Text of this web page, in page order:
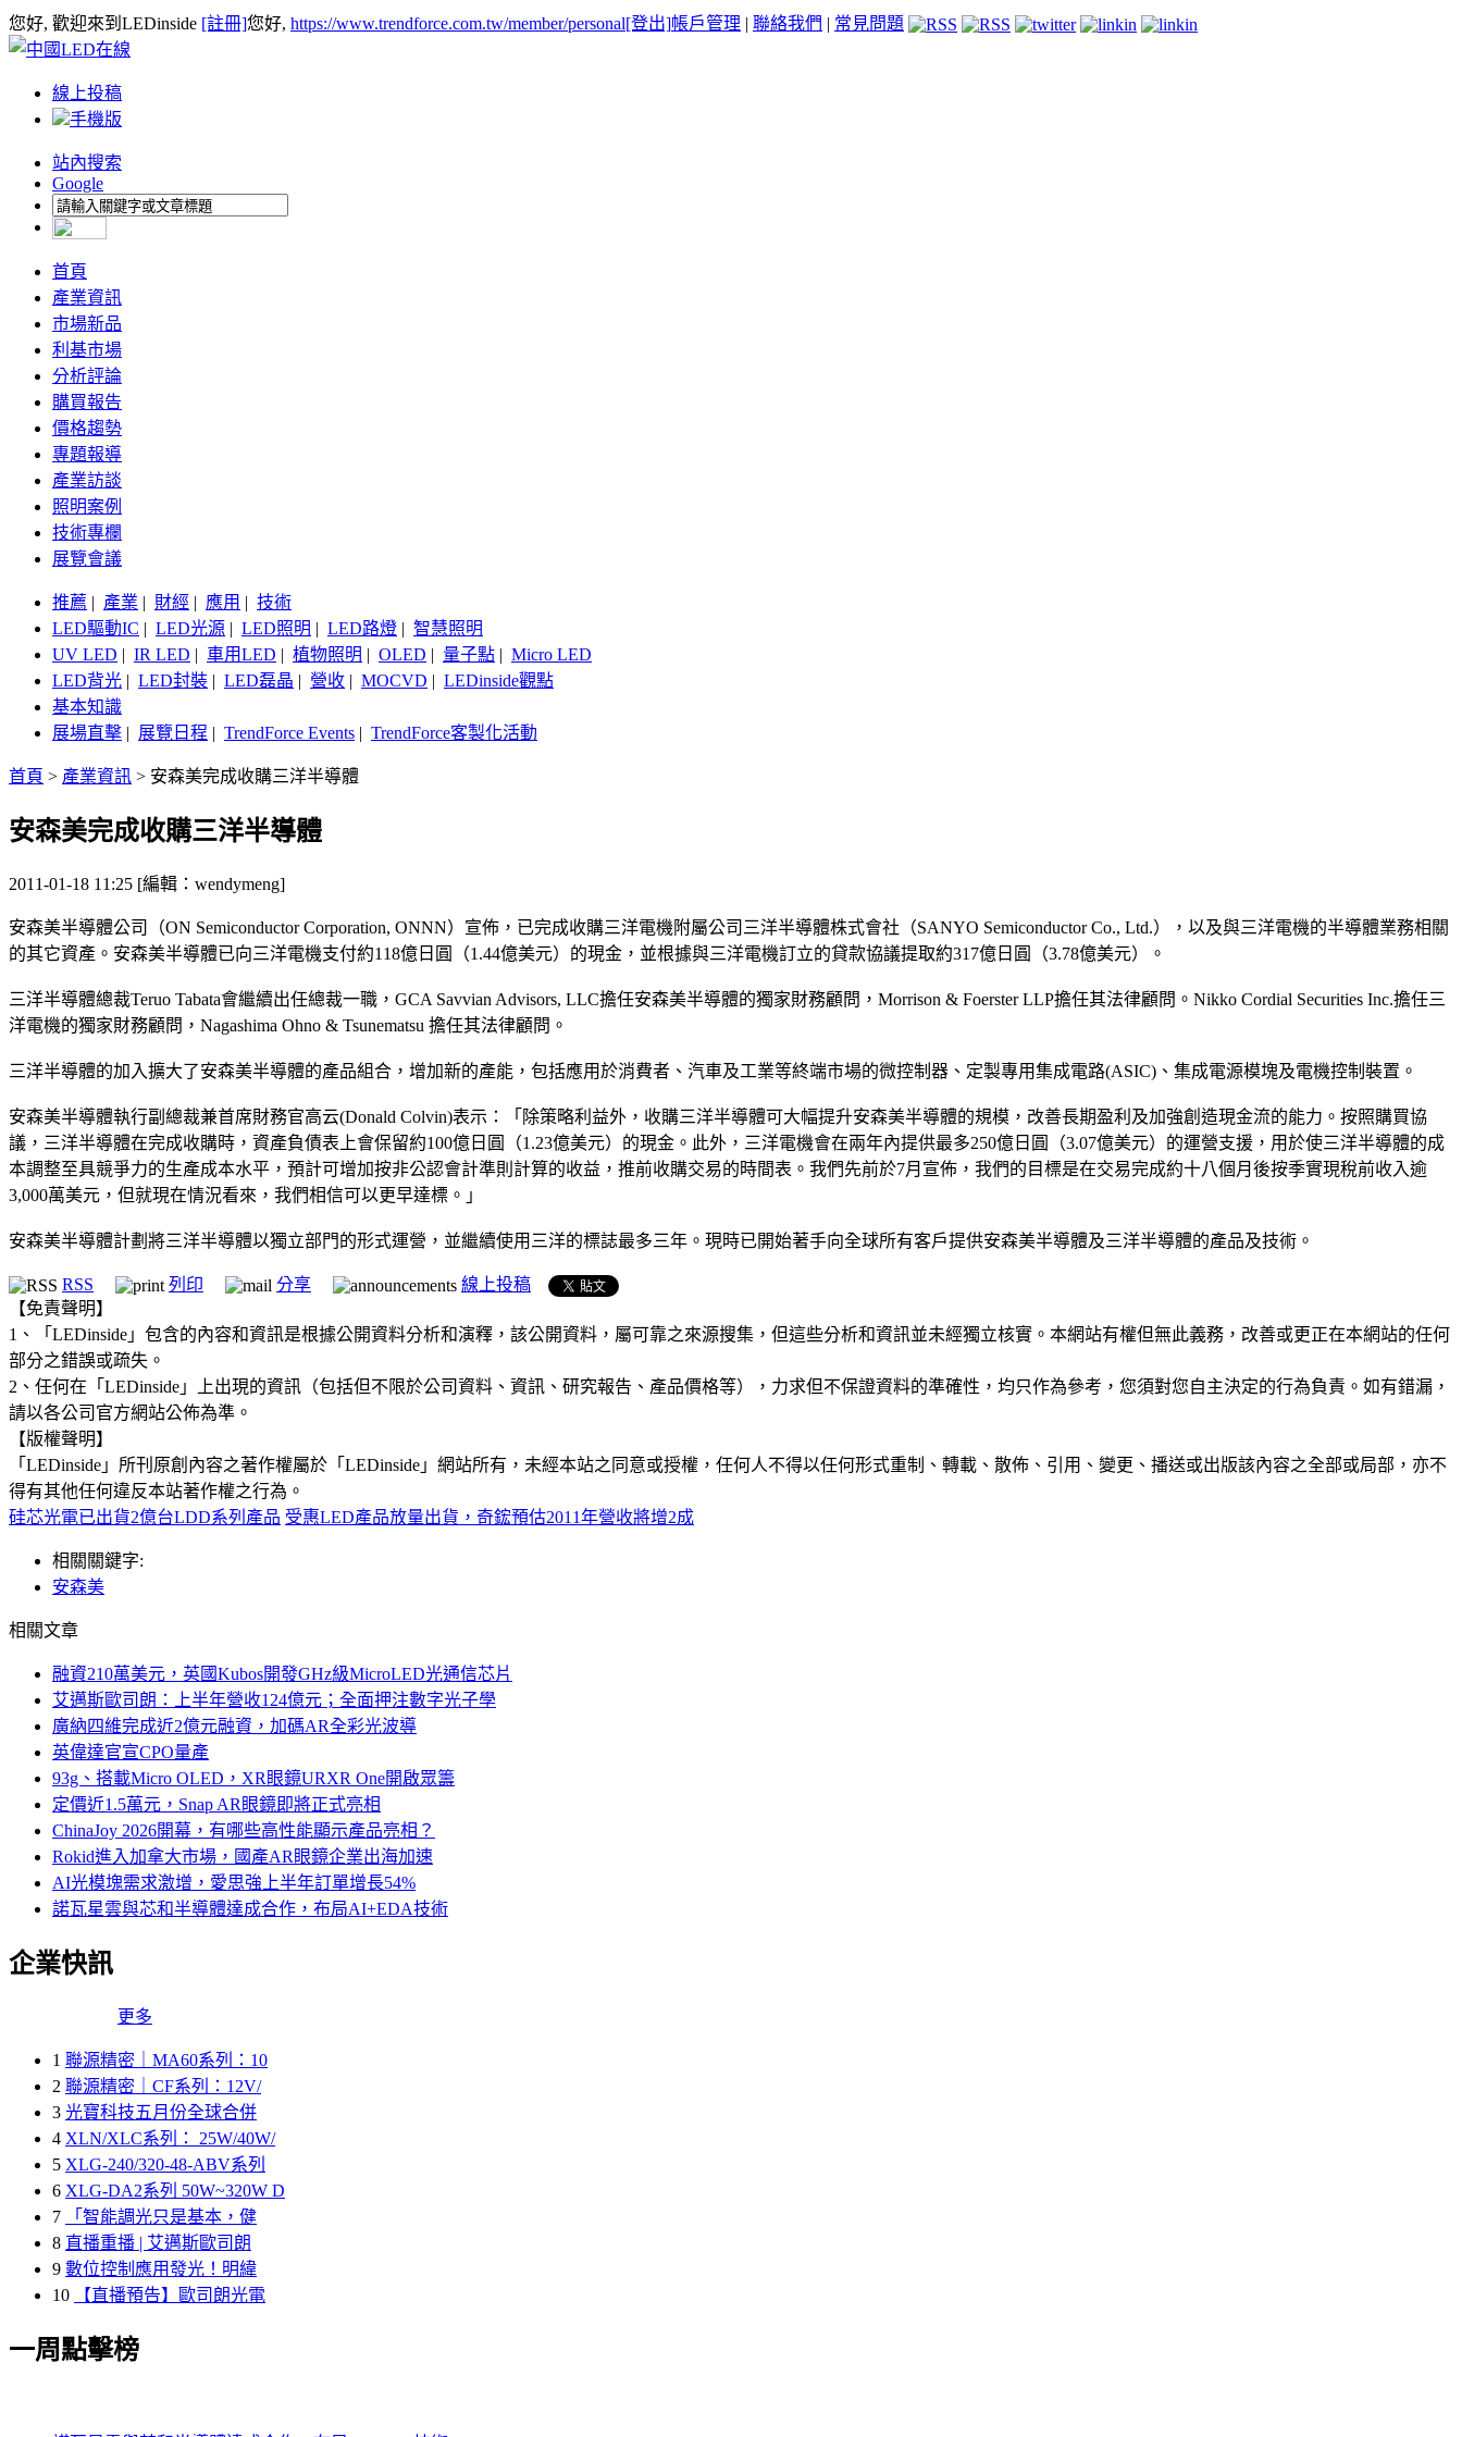
您好, 歡迎來到LEDinside [註冊]您好, https://www.trendforce.com.tw/member/personal[登出]帳戶管理 | 聯絡我們 | 常見問題
線上投稿
手機版
站內搜索
Google
首頁
產業資訊
市場新品
利基市場
分析評論
購買報告
價格趨勢
專題報導
產業訪談
照明案例
技術專欄
展覽會議
推薦 | 產業 | 財經 | 應用 | 技術
LED驅動IC | LED光源 | LED照明 | LED路燈 | 智慧照明
UV LED | IR LED | 車用LED | 植物照明 | OLED | 量子點 | Micro LED
LED背光 | LED封裝 | LED磊晶 | 營收 | MOCVD | LEDinside觀點
基本知識
展場直擊 | 展覽日程 | TrendForce Events | TrendForce客製化活動
首頁 > 產業資訊 > 安森美完成收購三洋半導體
安森美完成收購三洋半導體
2011-01-18 11:25 [編輯：wendymeng]
安森美半導體公司（ON Semiconductor Corporation, ONNN）宣佈，已完成收購三洋電機附屬公司三洋半導體株式會社（SANYO Semiconductor Co., Ltd.），以及與三洋電機的半導體業務相關
的其它資產。安森美半導體已向三洋電機支付約118億日圓（1.44億美元）的現金，並根據與三洋電機訂立的貸款協議提取約317億日圓（3.78億美元）。
三洋半導體總裁Teruo Tabata會繼續出任總裁一職，GCA Savvian Advisors, LLC擔任安森美半導體的獨家財務顧問，Morrison & Foerster LLP擔任其法律顧問。Nikko Cordial Securities Inc.擔任三
洋電機的獨家財務顧問，Nagashima Ohno & Tsunematsu 擔任其法律顧問。
三洋半導體的加入擴大了安森美半導體的產品組合，增加新的產能，包括應用於消費者、汽車及工業等終端市場的微控制器、定製專用集成電路(ASIC)、集成電源模塊及電機控制裝置。
安森美半導體執行副總裁兼首席財務官高云(Donald Colvin)表示：「除策略利益外，收購三洋半導體可大幅提升安森美半導體的規模，改善長期盈利及加強創造現金流的能力。按照購買協
議，三洋半導體在完成收購時，資產負債表上會保留約100億日圓（1.23億美元）的現金。此外，三洋電機會在兩年內提供最多250億日圓（3.07億美元）的運營支援，用於使三洋半導體的成
本調整至具競爭力的生產成本水平，預計可增加按非公認會計準則計算的收益，推前收購交易的時間表。我們先前於7月宣佈，我們的目標是在交易完成約十八個月後按季實現稅前收入逾
3,000萬美元，但就現在情況看來，我們相信可以更早達標。」
安森美半導體計劃將三洋半導體以獨立部門的形式運營，並繼續使用三洋的標誌最多三年。現時已開始著手向全球所有客戶提供安森美半導體及三洋半導體的產品及技術。
RSS 列印 分享
線上投稿
【免責聲明】
1、「LEDinside」包含的內容和資訊是根據公開資料分析和演釋，該公開資料，屬可靠之來源搜集，但這些分析和資訊並未經獨立核實。本網站有權但無此義務，改善或更正在本網站的任何
部分之錯誤或疏失。
2、任何在「LEDinside」上出現的資訊（包括但不限於公司資料、資訊、研究報告、產品價格等），力求但不保證資料的準確性，均只作為參考，您須對您自主決定的行為負責。如有錯漏，
請以各公司官方網站公佈為準。
【版權聲明】
「LEDinside」所刊原創內容之著作權屬於「LEDinside」網站所有，未經本站之同意或授權，任何人不得以任何形式重制、轉載、散佈、引用、變更、播送或出版該內容之全部或局部，亦不
得有其他任何違反本站著作權之行為。
硅芯光電已出貨2億台LDD系列產品 受惠LED產品放量出貨，奇鋐預估2011年營收將增2成
相關關鍵字:
安森美
相關文章
融資210萬美元，英國Kubos開發GHz級MicroLED光通信芯片
艾邁斯歐司朗：上半年營收124億元；全面押注數字光子學
廣納四維完成近2億元融資，加碼AR全彩光波導
英偉達官宣CPO量產
93g、搭載Micro OLED，XR眼鏡URXR One開啟眾籌
定價近1.5萬元，Snap AR眼鏡即將正式亮相
ChinaJoy 2026開幕，有哪些高性能顯示產品亮相？
Rokid進入加拿大市場，國產AR眼鏡企業出海加速
AI光模塊需求激增，愛思強上半年訂單增長54%
諾瓦星雲與芯和半導體達成合作，布局AI+EDA技術
企業快訊
更多
1 聯源精密｜MA60系列：10
2 聯源精密｜CF系列：12V/
3 光寶科技五月份全球合併
4 XLN/XLC系列： 25W/40W/
5 XLG-240/320-48-ABV系列
6 XLG-DA2系列 50W~320W D
7
「智能調光只是基本，健
8 直播重播 | 艾邁斯歐司朗
9 數位控制應用發光！明緯
10
【直播預告】歐司朗光電
一周點擊榜